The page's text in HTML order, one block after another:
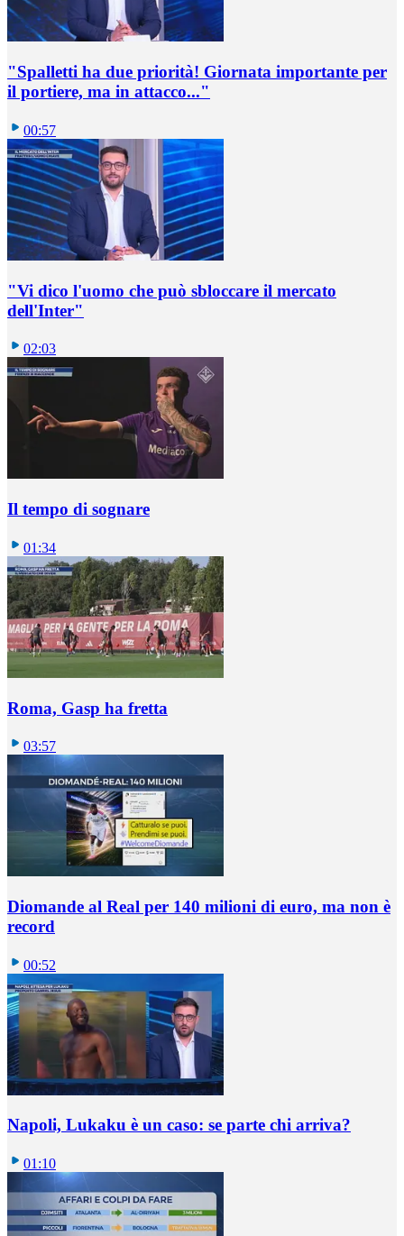
"Spalletti ha due priorità! Giornata importante per
il portiere, ma in attacco..."
00:57
"Vi dico l'uomo che può sbloccare il mercato
dell'Inter"
02:03
Il tempo di sognare
01:34
Roma, Gasp ha fretta
03:57
Diomande al Real per 140 milioni di euro, ma non è
record
00:52
Napoli, Lukaku è un caso: se parte chi arriva?
01:10